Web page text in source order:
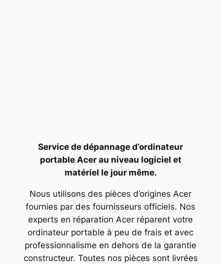
Service de dépannage d’ordinateur
portable Acer au niveau logiciel et
matériel le jour même.
Nous utilisons des pièces d’origines Acer
fournies par des fournisseurs officiels. Nos
experts en réparation Acer réparent votre
ordinateur portable à peu de frais et avec
professionnalisme en dehors de la garantie
constructeur. Toutes nos pièces sont livrées